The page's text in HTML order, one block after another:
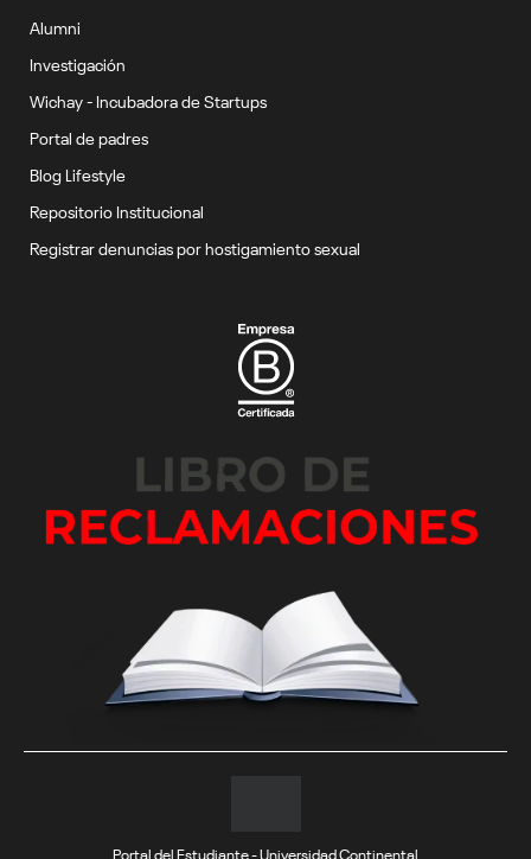
Alumni
Investigación
Wichay - Incubadora de Startups
Portal de padres
Blog Lifestyle
Repositorio Institucional
Registrar denuncias por hostigamiento sexual
Portal del Estudiante - Universidad Continental